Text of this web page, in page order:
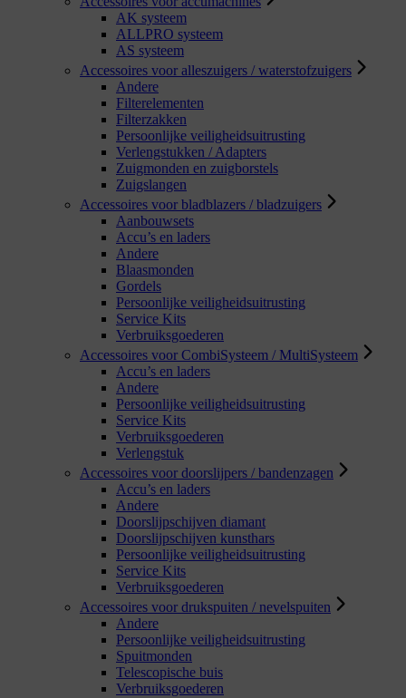
AK systeem
ALLPRO systeem
AS systeem
Accessoires voor alleszuigers / waterstofzuigers
Andere
Filterelementen
Filterzakken
Persoonlijke veiligheidsuitrusting
Verlengstukken / Adapters
Zuigmonden en zuigborstels
Zuigslangen
Accessoires voor bladblazers / bladzuigers
Aanbouwsets
Accu’s en laders
Andere
Blaasmonden
Gordels
Persoonlijke veiligheidsuitrusting
Service Kits
Verbruiksgoederen
Accessoires voor CombiSysteem / MultiSysteem
Accu’s en laders
Andere
Persoonlijke veiligheidsuitrusting
Service Kits
Verbruiksgoederen
Verlengstuk
Accessoires voor doorslijpers / bandenzagen
Accu’s en laders
Andere
Doorslijpschijven diamant
Doorslijpschijven kunsthars
Persoonlijke veiligheidsuitrusting
Service Kits
Verbruiksgoederen
Accessoires voor drukspuiten / nevelspuiten
Andere
Persoonlijke veiligheidsuitrusting
Spuitmonden
Telescopische buis
Verbruiksgoederen